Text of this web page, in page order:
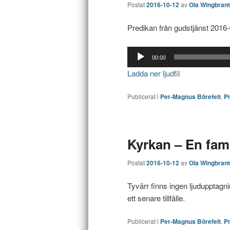
Postat2016-10-12avOla Wingbrant
Predikan från gudstjänst
Ljudspelare00:00
Ladda ner ljudfil
Publicerat i Per-Magnus Börefelt,
Kyrkan – En
Postat2016-10-12avOla Wingbrant
Tyvärr finns ingen
ett senare tillfälle.
Publicerat i Per-Magnus Börefelt,